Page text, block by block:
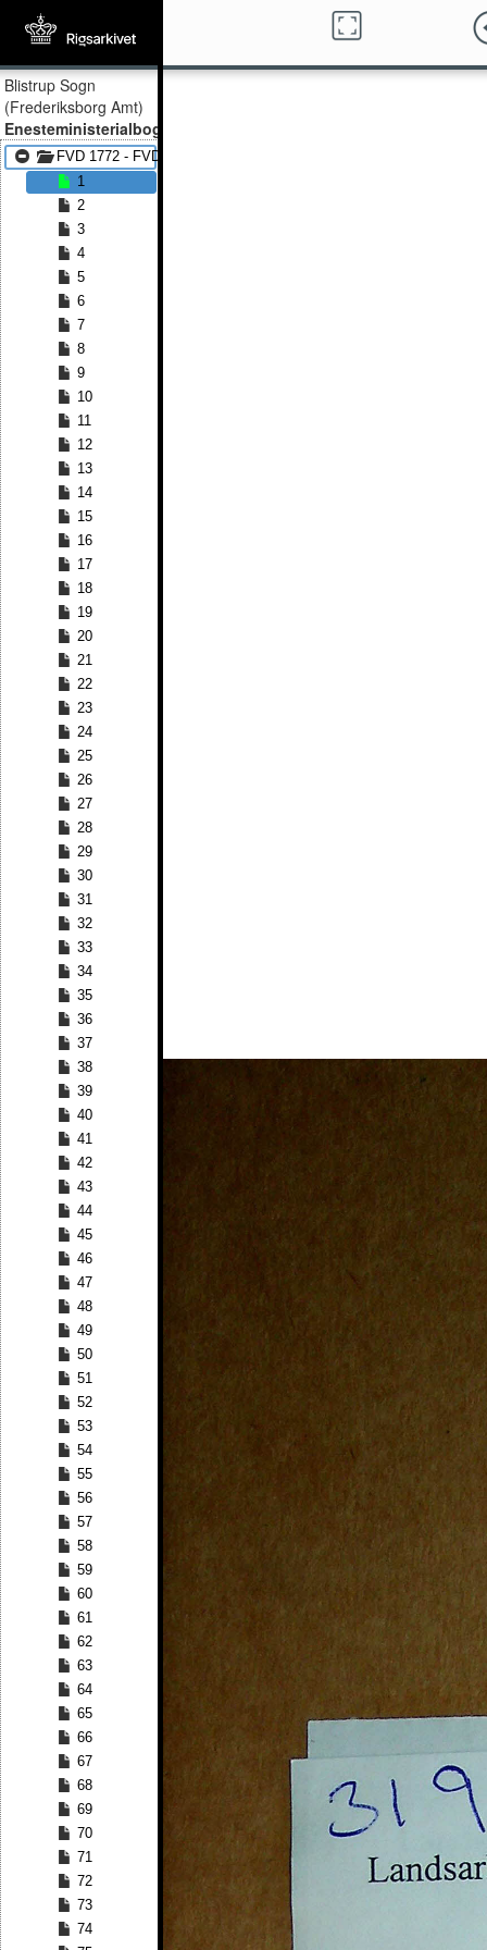
Blistrup Sogn
(Frederiksborg Amt)
Enesteministerialbog
FVD 1772 - FVD 1806
1
2
3
4
5
6
7
8
9
10
11
12
13
14
15
16
17
18
19
20
21
22
23
24
25
26
27
28
29
30
31
32
33
34
35
36
37
38
39
40
41
42
43
44
45
46
47
48
49
50
51
52
53
54
55
56
57
58
59
60
61
62
63
64
65
66
67
68
69
70
71
72
73
74